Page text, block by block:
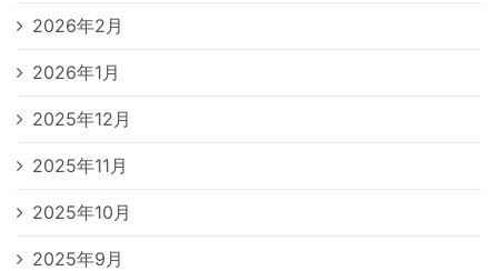
2026年2月
2026年1月
2025年12月
2025年11月
2025年10月
2025年9月